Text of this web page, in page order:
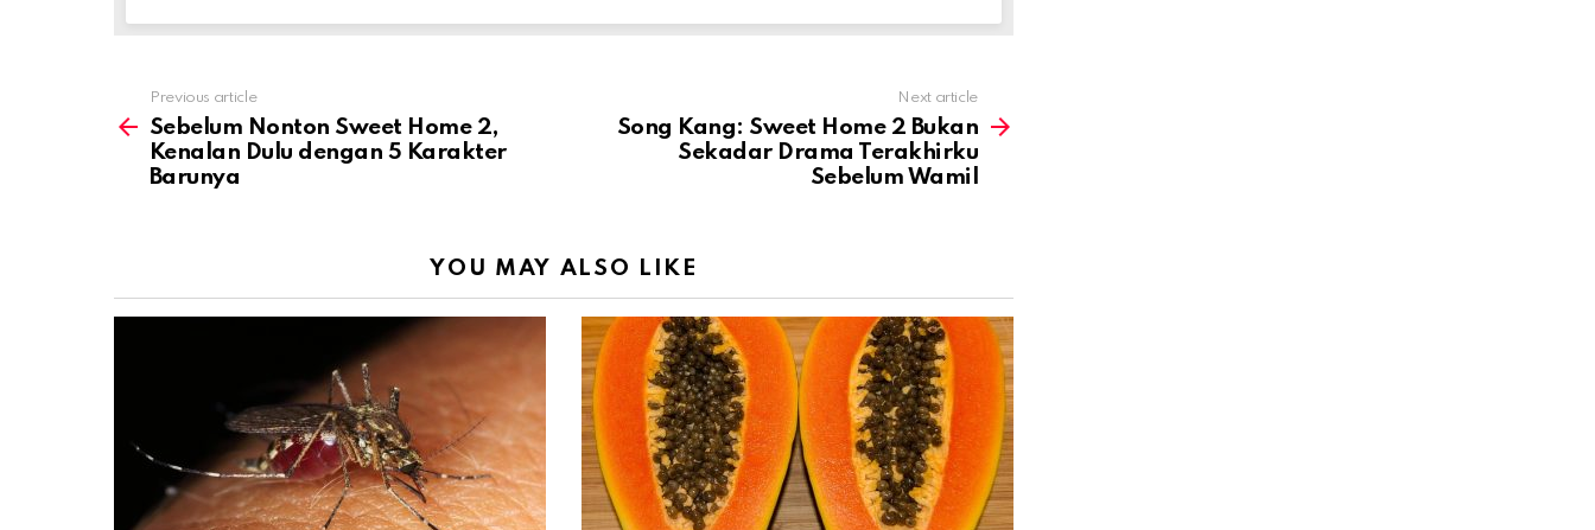
more
Previous article
Sebelum Nonton Sweet Home 2,
Kenalan Dulu dengan 5 Karakter
Barunya
Next article
Song Kang: Sweet Home 2 Bukan
Sekadar Drama Terakhirku
Sebelum Wamil
YOU MAY ALSO LIKE